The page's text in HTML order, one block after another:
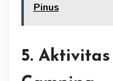
Pinus
5.